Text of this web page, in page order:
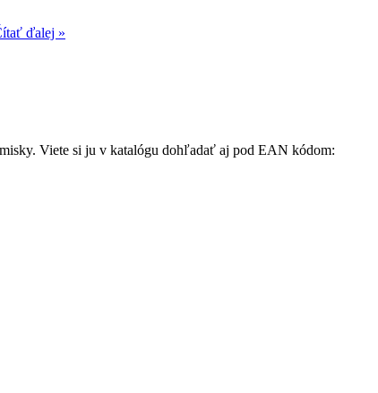
ďalej »
Viete si ju v katalógu dohľadať aj pod EAN kódom: